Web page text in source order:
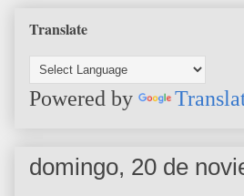
Translate
Powered by
domingo, 20 de